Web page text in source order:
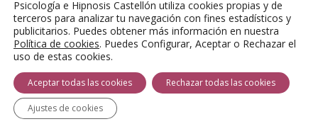
de la Plana
Aparcamiento gratuito de 1 horaen Parking Plaza
Juez Borrull
Encuéntranos en:
Facebook
page
Twitter
page
Instagram
page
Psicología e Hipnosis Castellón utiliza cookies propias y de
terceros para analizar tu navegación con fines estadísticos y
publicitarios. Puedes obtener más información en nuestra
Política de cookies. Puedes Configurar, Aceptar o Rechazar el
uso de estas cookies.
Aceptar todas las cookies Rechazar todas las cookies
Ajustes de cookies